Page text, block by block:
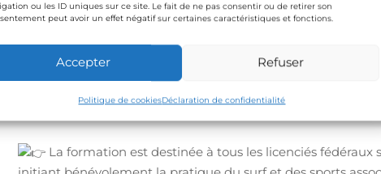
ou les ID uniques sur ce site. Le fait de ne pas consentir ou de retirer son
peut avoir un effet négatif sur certaines caractéristiques et fonctions.
Accepter Refuser
Politique de cookiesDéclaration de confidentialité
formations de Brevet d’Initiateur Fédéral(BIF) Surf.
Rappel :
« Le « Brevet d’Initiateur Fédéral » initie, bénévolement,
compétiteurs) dans des conditions de sécurité et de
Il agit autant que possible sous la responsabilité d’un
La formation est destinée à tous les licenciés fédéraux